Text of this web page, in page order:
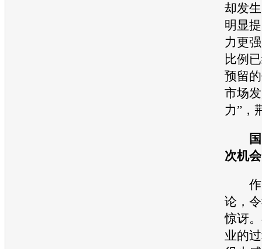
却发
明显
力更
比例
预留
市场
力”，
国
次机会
作
论，
惊讶
业的